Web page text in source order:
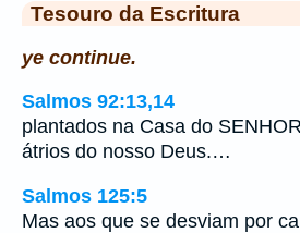
Tesouro da Escritura
ye continue.
Salmos 92:13,14
plantados na Casa do
átrios do nosso Deus.…
Salmos 125:5
Mas aos que se desviam por